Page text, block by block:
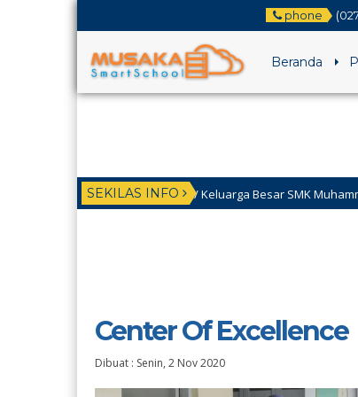
phone
Beranda
SEKILAS INFO
4 bulan yang lalu/ Keluarga Besar SMK Muhammadiyah 1
Center Of Excellence
Dibuat : Senin, 2 Nov 2020